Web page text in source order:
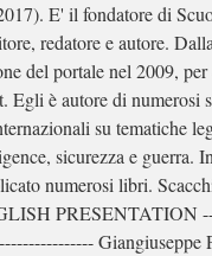
Antonio Rinaldis -
I temi fondamentali
2025)
Pasquale Vitale –
2023)
E' il fondatore di
redatore e autore.
del portale nel 2009,
Egli è autore di numerosi
su tematiche
sicurezza e guerra.
numerosi libri.
PRESENTATION
Giangiuseppe